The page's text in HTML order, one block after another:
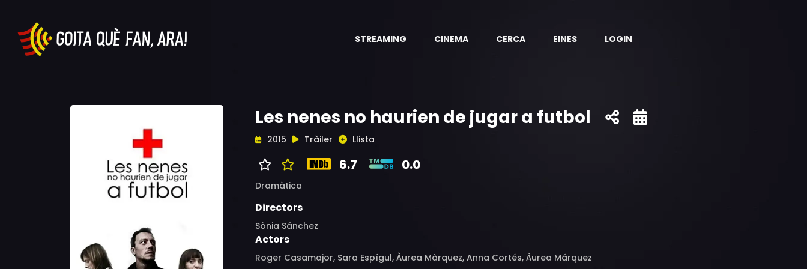
STREAMING CINEMA CERCA EINES LOGIN
Les nenes no haurien de jugar a futbol
2015 Tràiler Llista
6.7 0.0
Dramàtica
Directors
Sònia Sánchez
Actors
Roger Casamajor, Sara Espígul, Àurea Màrquez, Anna Cortés, Àurea Márquez